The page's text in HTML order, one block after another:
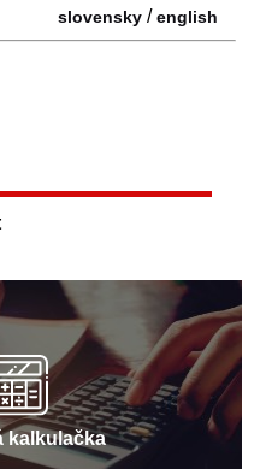
slovensky /english
kalkulačka